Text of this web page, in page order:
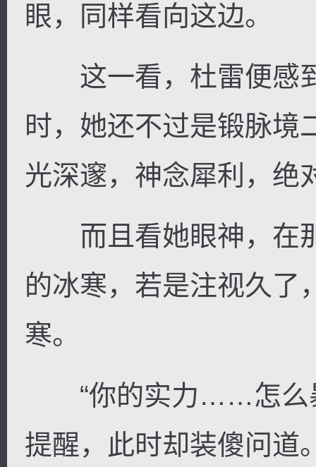
眼，同样看向这边。
这一看，杜雷便感
时，她还不过是锻脉境
光深邃，神念犀利，绝
而且看她眼神，在
的冰寒，若是注视久了
寒。
“你的实力……怎么暴
提醒，此时却装傻问道